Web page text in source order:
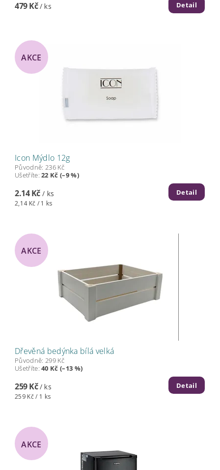
479 Kč/ ks Detail
AKCE
Icon Mýdlo 12g
Původně: 236 Kč
Ušetříte:22 Kč (–9 %)
2.14 Kč / ks
2,14 Kč / 1 ks
Detail
AKCE
Dřevěná bedýnka bílá velká
Původně: 299 Kč
Ušetříte:40 Kč (–13 %)
259 Kč/ ks
259 Kč / 1 ks
Detail
AKCE